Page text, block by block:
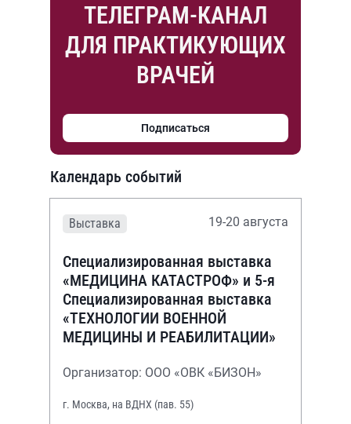
ТЕЛЕГРАМ-КАНАЛ
ДЛЯ ПРАКТИКУЮЩИХ
ВРАЧЕЙ
Подписаться
Календарь событий
Выставка 19-20 августа
Специализированная выставка
«МЕДИЦИНА КАТАСТРОФ» и 5-я
Специализированная выставка
«ТЕХНОЛОГИИ ВОЕННОЙ
МЕДИЦИНЫ И РЕАБИЛИТАЦИИ»
Организатор: ООО «ОВК «БИЗОН»
г. Москва, на ВДНХ (пав. 55)